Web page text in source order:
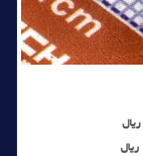
ریال
ریال